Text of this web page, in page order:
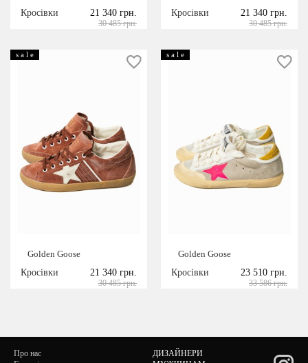
Кросівки
21 340 грн.
30 485 грн.
Кросівки
21 340 грн.
30 485 грн.
s a l e
Golden Goose
Кросівки
21 340 грн.
30 485 грн.
s a l e
Golden Goose
Кросівки
23 510 грн.
33 586 грн.
Про нас
ДИЗАЙНЕРИ